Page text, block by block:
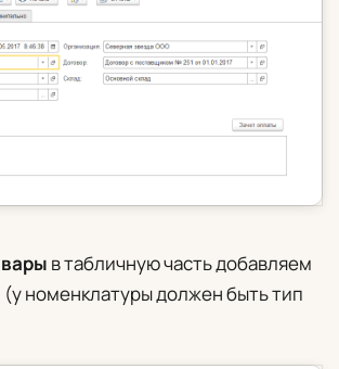
в табличную часть добавляем
номенклатуры должен быть тип